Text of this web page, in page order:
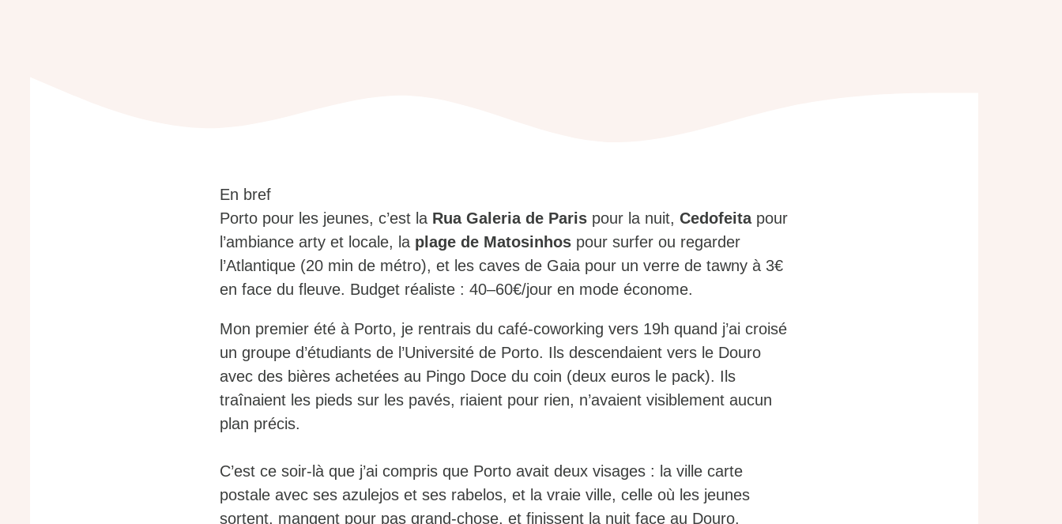
En bref
Porto pour les jeunes, c’est la Rua Galeria de Paris pour la nuit, Cedofeitapour
l’ambiance arty et locale, la plage de Matosinhos pour surfer ou regarder
l’Atlantique (20 min de métro), et les caves de Gaia pour un verre de tawny à 3€
en face du fleuve. Budget réaliste : 40–60€/jour en mode économe.
Mon premier été à Porto, je rentrais du café-coworking vers 19h quand j’ai croisé
un groupe d’étudiants de l’Université de Porto. Ils descendaient vers le Douro
avec des bières achetées au Pingo Doce du coin (deux euros le pack). Ils
traînaient les pieds sur les pavés, riaient pour rien, n’avaient visiblement aucun
plan précis.
C’est ce soir-là que j’ai compris que Porto avait deux visages : la ville carte
postale avec ses azulejos et ses rabelos, et la vraie ville, celle où les jeunes
sortent, mangent pour pas grand-chose, et finissent la nuit face au Douro.